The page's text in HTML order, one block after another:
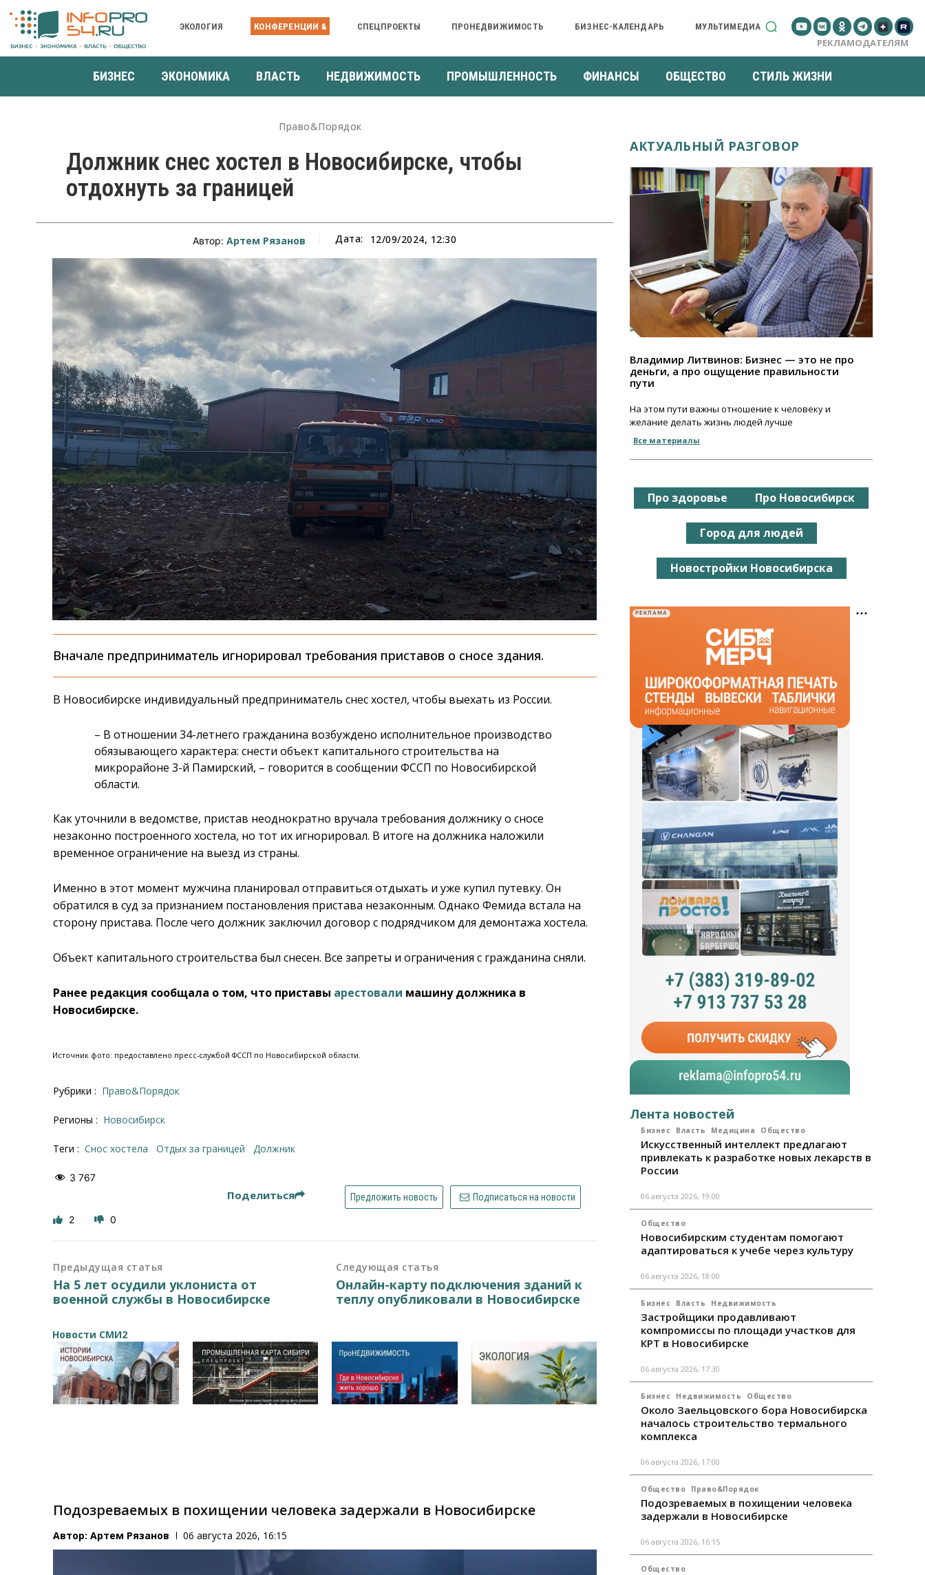
ЭКОЛОГИЯ КОНФЕРЕНЦИИ & СПЕЦПРОЕКТЫ ПРОНЕДВИЖИМОСТЬ БИЗНЕС-КАЛЕНДАРЬ МУЛЬТИМЕДИА
РЕКЛАМОДАТЕЛЯМ
БИЗНЕС ЭКОНОМИКА ВЛАСТЬ НЕДВИЖИМОСТЬ ПРОМЫШЛЕННОСТЬ ФИНАНСЫ ОБЩЕСТВО СТИЛЬ ЖИЗНИ
Право&Порядок
Должник снес хостел в Новосибирске, чтобы
отдохнуть за границей
Автор:Артем Рязанов Дата: 12/09/2024, 12:30
Вначале предприниматель игнорировал требования приставов о сносе здания.
В Новосибирске индивидуальный предприниматель снес хостел, чтобы выехать из России.
– В отношении 34-летнего гражданина возбуждено исполнительное производство
обязывающего характера: снести объект капитального строительства на
микрорайоне 3-й Памирский, – говорится в сообщении ФССП по Новосибирской
области.
Как уточнили в ведомстве, пристав неоднократно вручала требования должнику о сносе
незаконно построенного хостела, но тот их игнорировал. В итоге на должника наложили
временное ограничение на выезд из страны.
Именно в этот момент мужчина планировал отправиться отдыхать и уже купил путевку. Он
обратился в суд за признанием постановления пристава незаконным. Однако Фемида встала на
сторону пристава. После чего должник заключил договор с подрядчиком для демонтажа хостела.
Объект капитального строительства был снесен. Все запреты и ограничения с гражданина сняли.
Ранее редакция сообщала о том, что приставы арестовали машину должника в
Новосибирске.
Источник фото: предоставлено пресс-службой ФССП по Новосибирской области.
Рубрики : Право&Порядок
Регионы : Новосибирск
Теги : снос хостела отдых за границей должник
3 767
Поделиться Предложить новость Подписаться на новости
2 0
Предыдущая статья
На 5 лет осудили уклониста от
военной службы в Новосибирске
Следующая статья
​​​​​Онлайн-карту подключения зданий к
теплу опубликовали в Новосибирске
Новости СМИ2
Подозреваемых в похищении человека задержали в Новосибирске
Автор:Артем Рязанов 06 августа 2026, 16:15
АКТУАЛЬНЫЙ РАЗГОВОР
Владимир Литвинов: Бизнес — это не про
деньги, а про ощущение правильности
пути
На этом пути важны отношение к человеку и
желание делать жизнь людей лучше
Все материалы
Про здоровье Про Новосибирск
Город для людей
Новостройки Новосибирска
РЕКЛАМА
Лента новостей
Бизнес Власть Медицина Общество
Искусственный интеллект предлагают
привлекать к разработке новых лекарств в
России
06 августа 2026, 19:00
Общество
Новосибирским студентам помогают
адаптироваться к учебе через культуру
06 августа 2026, 18:00
Бизнес Власть Недвижимость
Застройщики продавливают
компромиссы по площади участков для
КРТ в Новосибирске
06 августа 2026, 17:30
Бизнес Недвижимость Общество
Около Заельцовского бора Новосибирска
началось строительство термального
комплекса
06 августа 2026, 17:00
Общество Право&Порядок
Подозреваемых в похищении человека
задержали в Новосибирске
06 августа 2026, 16:15
Общество